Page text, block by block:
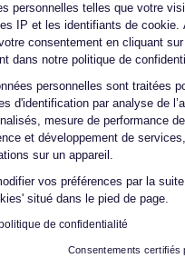
personnelles telles que votre
IP et les identifiants de cookie.
consentement en cliquant
dans notre politique de
personnelles sont traitées
d'identification par analyse de
mesure de performance
et développement de
sur un appareil.
vos préférences par la
situé dans le pied de page.
de confidentialité
Consentements certifiés
Axeptio
?
acheté/reçu le
?